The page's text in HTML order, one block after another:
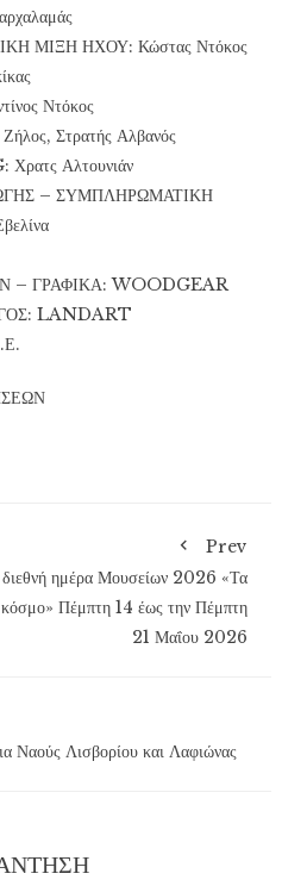
ΜΙΞΗ ΗΧΟΥ: Κώστας Ντόκος
Ντόκος
Στρατής Αλβανός
Αλτουνιάν
– ΣΥΜΠΛΗΡΩΜΑΤΙΚΗ
– ΓΡΑΦΙΚΑ: WOODGEAR
LANDART
Prev
διεθνή ημέρα Μουσείων 2026 «Τα
κόσμο» Πέμπτη 14 έως την Πέμπτη
21 Μαΐου 2026
Ναούς Λισβορίου και Λαφιώνας